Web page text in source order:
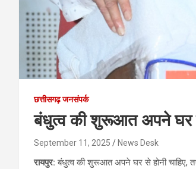
छत्तीसगढ़ जनसंपर्क
बंधुत्व की शुरूआत अपने घर
September 11, 2025 News Desk
रायपुर:बंधुत्व की शुरूआत अपने घर से होनी चाहिए,